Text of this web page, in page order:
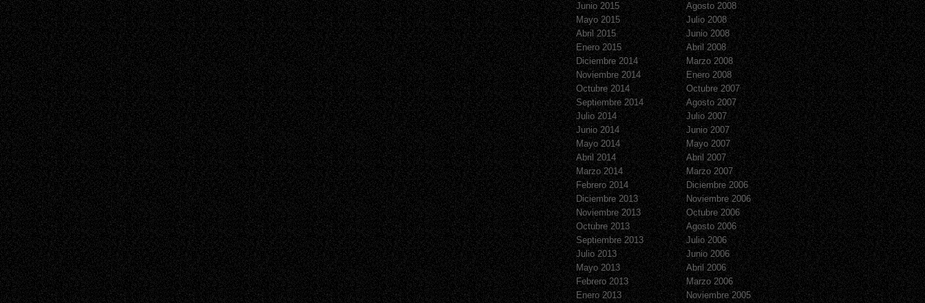
Junio 2015
Mayo 2015
Abril 2015
Enero 2015
Diciembre 2014
Noviembre 2014
Octubre 2014
Septiembre 2014
Julio 2014
Junio 2014
Mayo 2014
Abril 2014
Marzo 2014
Febrero 2014
Diciembre 2013
Noviembre 2013
Octubre 2013
Septiembre 2013
Julio 2013
Mayo 2013
Febrero 2013
Enero 2013
Agosto 2008
Julio 2008
Junio 2008
Abril 2008
Marzo 2008
Enero 2008
Octubre 2007
Agosto 2007
Julio 2007
Junio 2007
Mayo 2007
Abril 2007
Marzo 2007
Diciembre 2006
Noviembre 2006
Octubre 2006
Agosto 2006
Julio 2006
Junio 2006
Abril 2006
Marzo 2006
Noviembre 2005